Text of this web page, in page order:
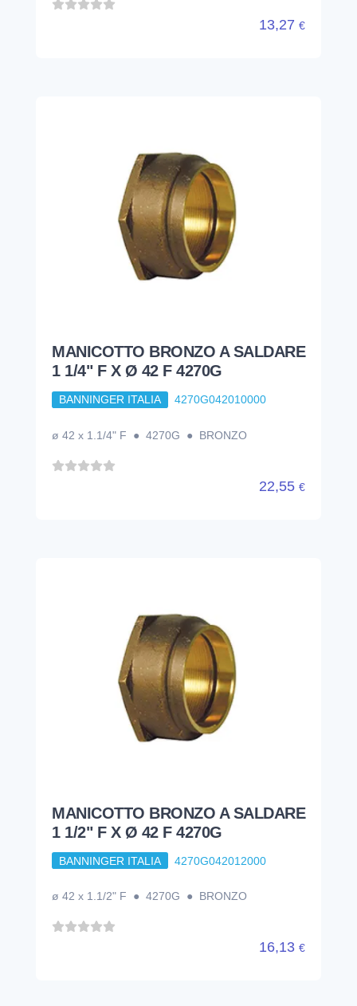
13,27 €
MANICOTTO BRONZO A SALDARE
1 1/4" F X Ø 42 F 4270G
BANNINGER ITALIA 4270G042010000
ø 42 x 1.1/4" F ● 4270G ● BRONZO
22,55 €
MANICOTTO BRONZO A SALDARE
1 1/2" F X Ø 42 F 4270G
BANNINGER ITALIA 4270G042012000
ø 42 x 1.1/2" F ● 4270G ● BRONZO
16,13 €